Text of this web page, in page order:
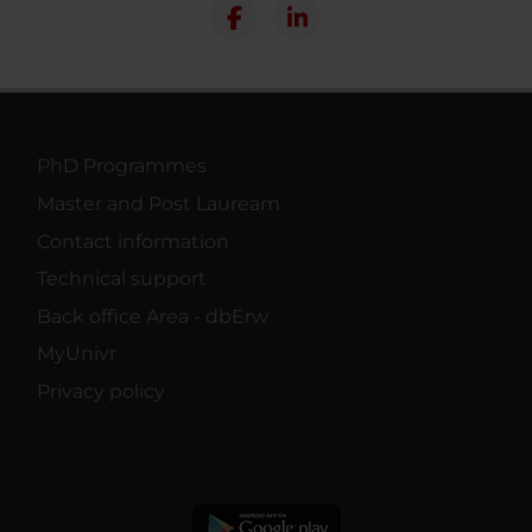
PhD Programmes
Master and Post Lauream
Contact information
Technical support
Back office Area - dbErw
MyUnivr
Privacy policy